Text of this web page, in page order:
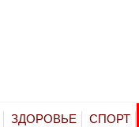
ЗДОРОВЬЕ СПОРТ